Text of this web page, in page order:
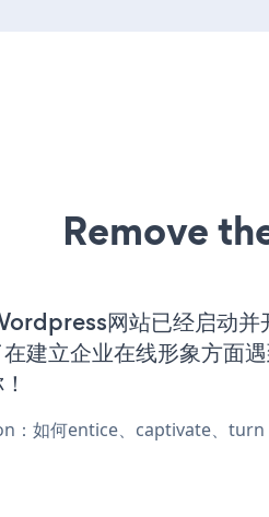
Remove
网站已经启动并
建立企业在线形象方面
：如何entice、captivate、turn